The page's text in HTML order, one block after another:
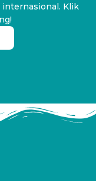
Klik